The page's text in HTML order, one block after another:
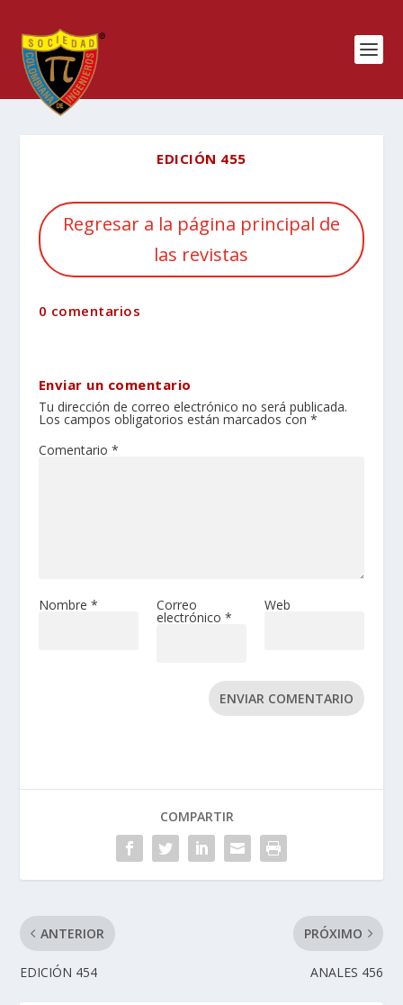
EDICIÓN 455
Regresar a la página principal de
las revistas
0 comentarios
Enviar un comentario
Tu dirección de correo electrónico no será publicada.
Los campos obligatorios están marcados con *
Comentario *
Nombre * Correo
electrónico *
Web
ENVIAR COMENTARIO
COMPARTIR
ANTERIOR
EDICIÓN 454
PRÓXIMO
ANALES 456